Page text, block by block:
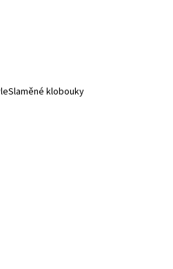
Slaměné klobouky